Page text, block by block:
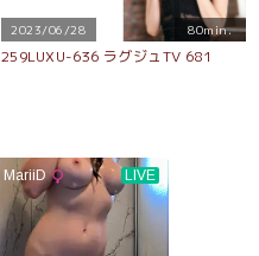
2023/06/28 80min.
259LUXU-636 ラグジュTV 681